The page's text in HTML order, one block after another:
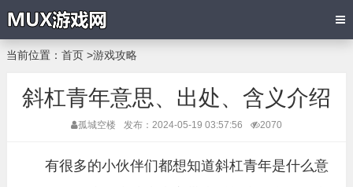
当前位置： 首页 >游戏攻略
斜杠青年意思、出处、含义介绍
孤城空楼 发布：2024-05-19 03:57:56 2070
有很多的小伙伴们都想知道斜杠青年是什么意